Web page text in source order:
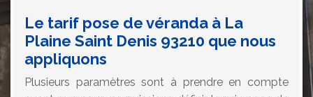
Le tarif pose de véranda à La
Plaine Saint Denis 93210 que nous
appliquons
Plusieurs paramètres sont à prendre en compte